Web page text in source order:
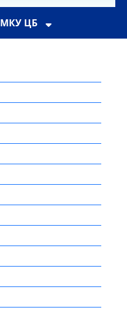
МКУ ЦБ